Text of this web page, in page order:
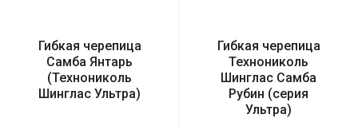
Гибкая черепица
Самба Янтарь
(Технониколь
Шинглас Ультра)
Гибкая черепица
Технониколь
Шинглас Самба
Рубин (серия
Ультра)